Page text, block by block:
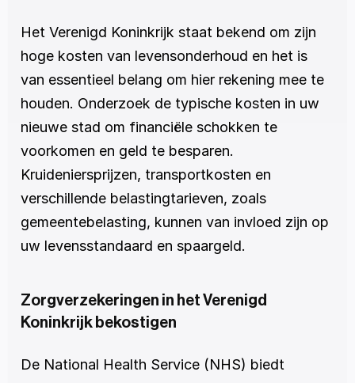
Het Verenigd Koninkrijk staat bekend om zijn
hoge kosten van levensonderhoud en het is
van essentieel belang om hier rekening mee te
houden. Onderzoek de typische kosten in uw
nieuwe stad om financiële schokken te
voorkomen en geld te besparen.
Kruideniersprijzen, transportkosten en
verschillende belastingtarieven, zoals
gemeentebelasting, kunnen van invloed zijn op
uw levensstandaard en spaargeld.
Zorgverzekeringen in het Verenigd
Koninkrijk bekostigen
De National Health Service (NHS) biedt